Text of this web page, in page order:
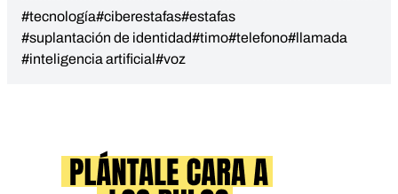
#tecnología#ciberestafas#estafas
#suplantación de identidad#timo#telefono#llamada
#inteligencia artificial#voz